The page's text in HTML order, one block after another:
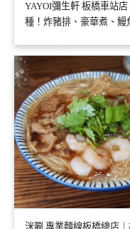
YAYOI彌生軒 板橋車站
種！炸豬排、豪華煮、鰻
洣唰 專業麵線板橋總店